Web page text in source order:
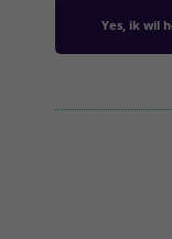
Yes, ik wil